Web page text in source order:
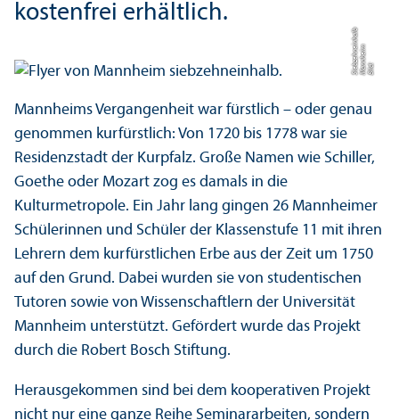
kostenfrei erhältlich.
Bil
d:
M
a
n
n
h
ei
mSi
e
b
z
e
h
n
ein
h
al
b
Mannheims Vergangenheit war fürstlich – oder genau
genommen kurfürstlich: Von 1720 bis 1778 war sie
Residenzstadt der Kurpfalz. Große Namen wie Schiller,
Goethe oder Mozart zog es damals in die
Kulturmetropole. Ein Jahr lang gingen 26 Mannheimer
Schülerinnen und Schüler der Klassenstufe 11 mit ihren
Lehr­ern dem kurfürstlichen Erbe aus der Zeit um 1750
auf den Grund. Dabei wurden sie von studentischen
Tutoren sowie von Wissenschaft­lern der Universität
Mannheim unter­stützt. Gefördert wurde das Projekt
durch die Robert Bosch Stiftung.
Herausgekommen sind bei dem kooperativen Projekt
nicht nur eine ganze Reihe Seminararbeiten, sondern